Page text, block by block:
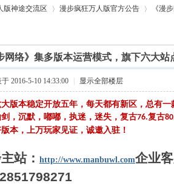
搜
索
新手卡 走法 激活
版神途交流区
›
漫步疯狂万人版官方公告
›
《漫
网络》集多版本运营模式，旗下六大站
2016-5-10 14:33:00 显示全部楼层
版本稳定开放五年，每天都有新区，总有一
，沉默，嘟嘟，执迷，迷失，复古76.复古
本，上万玩家见证，诚邀入驻！
站： http://www.manbuwl.com企业